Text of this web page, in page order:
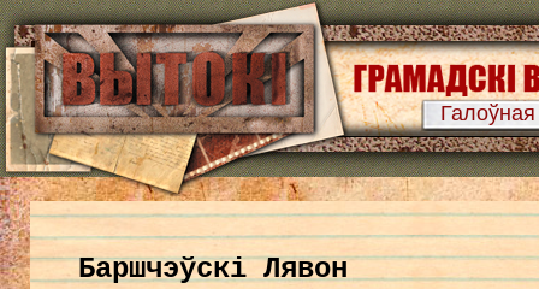
Галоўная
Баршчэўскі Лявон